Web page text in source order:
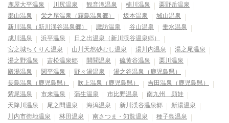
鹿屋大平温泉
川尻温泉 観音滝温泉 楠川温泉
栗野岳温泉
郡山温泉
栄之尾温泉（霧島温泉郷） 坂本温泉
城山温泉
新川温泉（新川渓谷温泉郷）
諏訪温泉 谷山温泉
垂水温泉
成川温泉
浜平温泉
日之出温泉（新川渓谷温泉郷）
宮之城ちくりん温泉
山川天然砂むし温泉 湯川内温泉
湯之尾温泉
湯之野温泉
吉松温泉郷 開聞温泉 硫黄谷温泉
栗川温泉
殿湯温泉
関平温泉 野々湯温泉
湯之谷温泉（鹿児島県）
長島温泉（鹿児島県）
吹上温泉（鹿児島県）
吉田温泉（鹿児島県）
紫尾温泉
市来温泉 蒲生温泉 市比野温泉
南九州 頴娃
天降川温泉
尾之間温泉 海潟温泉 新川渓谷温泉郷
新湯温泉
川内市街地温泉
林田温泉 南さつま・知覧温泉
種子島温泉